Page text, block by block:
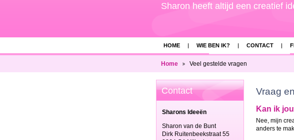
Sharon heeft altijd een creatief
HOME WIE BEN IK? CONTACT
ONS TEAM VEEL GESTELDE VRAGEN
Home Veel gestelde vragen
Vraag
Kan ik
Nee, mijn
anders te
Contact
Sharons Ideeën
Sharon van de Bunt
Dirk Ruitenbeekstraat 55